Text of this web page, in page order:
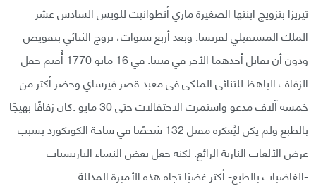
تيريزا بتزويج ابنتها الصغيرة ماري أنطوانيت للويس السادس عشر
الملك المستقبلي لفرنسا. وبعد أربع سنوات، تزوج الثنائي بتفويض
ودون أن يقابل أحدهما الأخر في فيينا. في 16 مايو 1770 أُقيم حفل
الزفاف الباهظ للثنائي الملكي في معبد قصر فيرساي وحضر أكثر من
خمسة آلاف مدعو واستمرت الاحتفالات حتى 30 مايو .كان زفافًا بهيجًا
بالطبع ولم يكن ليُعكره مقتل 132 شخصًا في ساحة الكونكورد بسبب
عرض الألعاب النارية الرائع. لكنه جعل بعض النساء الباريسيات
-الغاضبات بالطبع- أكثر غضبًا تجاه هذه الأميرة المدللة.